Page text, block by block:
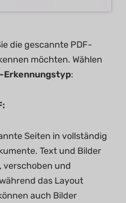
die gescannte PDF-
möchten. Wählen
Erkennungstyp:
Seiten in vollständig
Text und Bilder
verschoben und
das Layout
auch Bilder